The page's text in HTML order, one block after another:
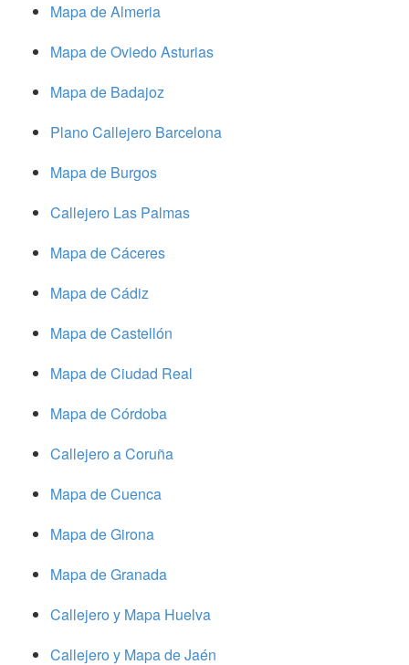
Mapa de Almeria
Mapa de Oviedo Asturias
Mapa de Badajoz
Plano Callejero Barcelona
Mapa de Burgos
Callejero Las Palmas
Mapa de Cáceres
Mapa de Cádiz
Mapa de Castellón
Mapa de Ciudad Real
Mapa de Córdoba
Callejero a Coruña
Mapa de Cuenca
Mapa de Girona
Mapa de Granada
Callejero y Mapa Huelva
Callejero y Mapa de Jaén